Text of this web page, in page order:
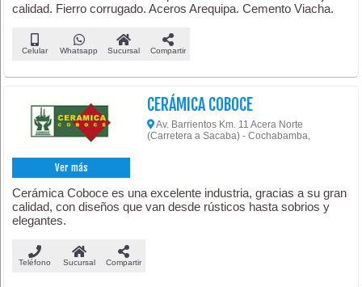
calidad. Fierro corrugado. Aceros Arequipa. Cemento Viacha.
Celular Whatsapp Sucursal Compartir
Ver más
CERÁMICA COBOCE
Av. Barrientos Km. 11 Acera Norte
(Carretera a Sacaba) - Cochabamba,
Cerámica Coboce es una excelente industria, gracias a su gran
calidad, con diseños que van desde rústicos hasta sobrios y
elegantes.
Teléfono Sucursal Compartir